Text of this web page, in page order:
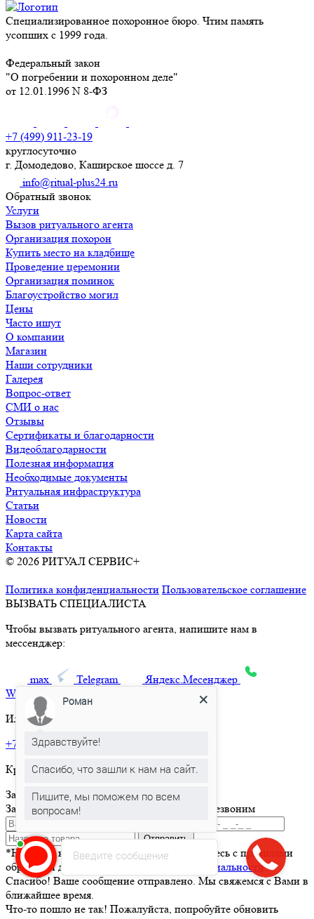
Специализированное похоронное бюро. Чтим память
усопших с 1999 года.
Федеральный закон
"О погребении и похоронном деле"
от 12.01.1996 N 8-ФЗ
+7 (499) 911-23-19
круглосуточно
г. Домодедово, Каширское шоссе д. 7
info@ritual-plus24.ru
Обратный звонок
Услуги
Вызов ритуального агента
Организация похорон
Купить место на кладбище
Проведение церемонии
Организация поминок
Благоустройство могил
Цены
Часто ищут
О компании
Магазин
Наши сотрудники
Галерея
Вопрос-ответ
СМИ о нас
Отзывы
Сертификаты и благодарности
Видеоблагодарности
Полезная информация
Необходимые документы
Ритуальная инфраструктура
Статьи
Новости
Карта сайта
Контакты
© 2026 РИТУАЛ СЕРВИС+
Политика конфиденциальности Пользовательское соглашение
ВЫЗВАТЬ СПЕЦИАЛИСТА
Чтобы вызвать ритуального агента, напишите нам в
мессенджер:
max Telegram
Яндекс.Месенджер
What’sApp
Или позвоните по телефону:
+7 495 150-36-47
Круглосуточная горячая линия
Заказать товар
Заполните и отправьте форму и мы вам перезвоним
Отправить
*Нажимая кнопку Отправить вы соглашаетесь с правилами
обработки данных и
политикой конфиденциальности
Спасибо! Ваше сообщение отправлено. Мы свяжемся с Вами в
ближайшее время.
Что-то пошло не так! Пожалуйста, попробуйте обновить
Введите сообщение
Роман
Здравствуйте!
Спасибо, что зашли к нам на сайт.
Пишите, мы поможем по всем
вопросам!